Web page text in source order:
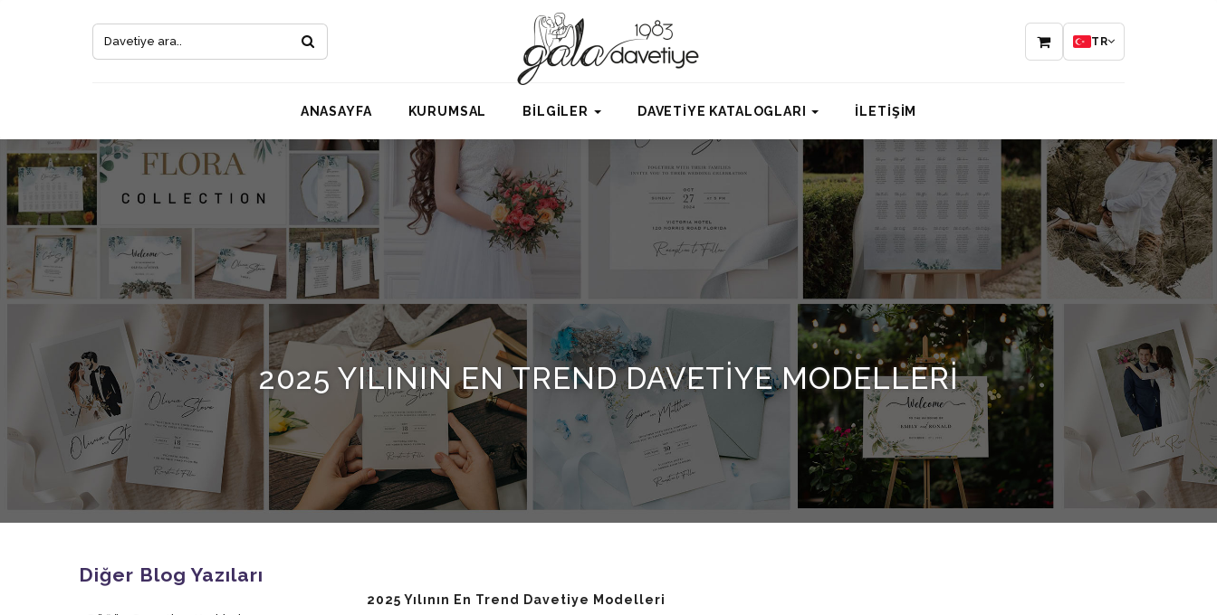
TR
ANASAYFA KURUMSAL BİLGİLER DAVETİYE KATALOGLARI İLETİŞİM
2025 YILININ EN TREND DAVETIYE MODELLERI
Diğer Blog Yazıları
2025 Yılının En Trend Davetiye Modelleri